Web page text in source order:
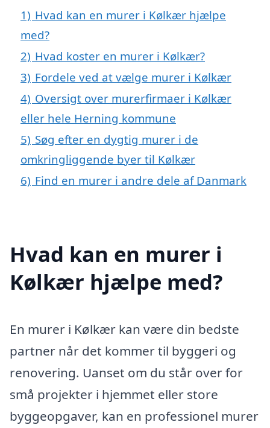
1) Hvad kan en murer i Kølkær hjælpe
med?
2) Hvad koster en murer i Kølkær?
3) Fordele ved at vælge murer i Kølkær
4) Oversigt over murerfirmaer i Kølkær
eller hele Herning kommune
5) Søg efter en dygtig murer i de
omkringliggende byer til Kølkær
6) Find en murer i andre dele af Danmark
Hvad kan en murer i
Kølkær hjælpe med?
En murer i Kølkær kan være din bedste
partner når det kommer til byggeri og
renovering. Uanset om du står over for
små projekter i hjemmet eller store
byggeopgaver, kan en professionel murer